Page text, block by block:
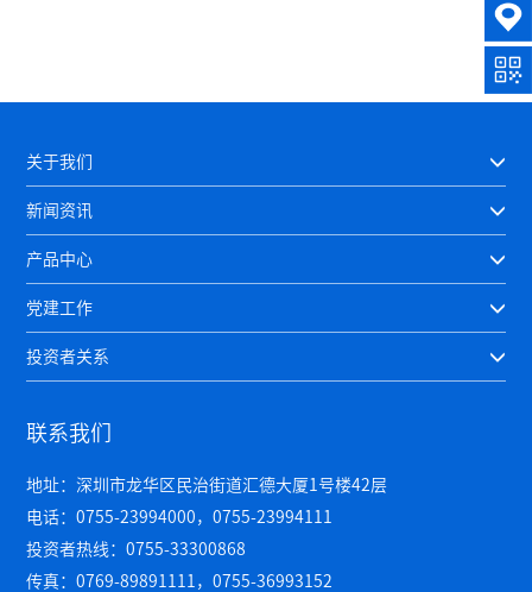
关于我们
新闻资讯
产品中心
党建工作
投资者关系
联系我们
地址：深圳市龙华区民治街道汇德大厦1号楼42层
电话：0755-23994000，0755-23994111
投资者热线：0755-33300868
传真：0769-89891111，0755-36993152